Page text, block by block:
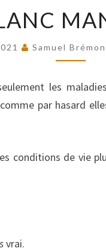
Samuel
les
par hasard
conditions de vie
vrai.